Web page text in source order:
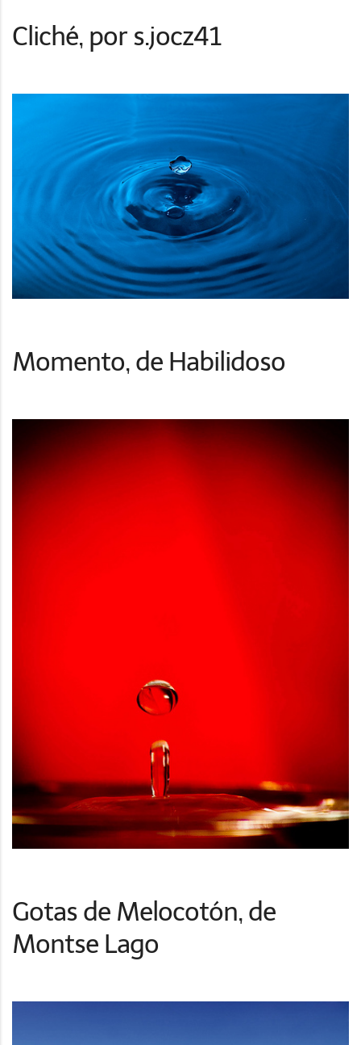
Cliché, por s.jocz41
Momento, de Habilidoso
Gotas de Melocotón, de
Montse Lago